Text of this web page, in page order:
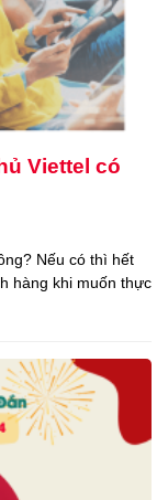
Viettel có
Nếu có thì hết
hàng khi muốn thực